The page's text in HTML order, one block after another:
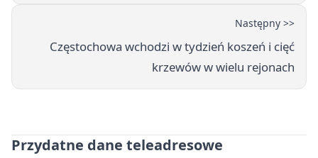
Następny >>
Częstochowa wchodzi w tydzień koszeń i cięć
krzewów w wielu rejonach
Przydatne dane teleadresowe